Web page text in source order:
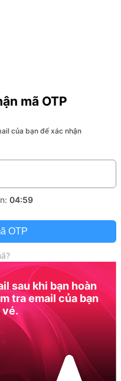
mã OTP
của bạn để xác nhận
04:59
OTP
sau khi bạn hoàn
tra email của bạn
vé.